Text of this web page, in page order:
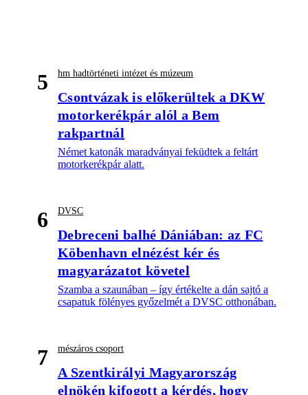
5 hm hadtörténeti intézet és múzeum
Csontvázak is előkerültek a DKW
motorkerékpár alól a Bem
rakpartnál
Német katonák maradványai feküdtek a feltárt
motorkerékpár alatt.
6 DVSC
Debreceni balhé Dániában: az FC
Köbenhavn elnézést kér és
magyarázatot követel
Szamba a szaunában – így értékelte a dán sajtó a
csapatuk fölényes győzelmét a DVSC otthonában.
7 mészáros csoport
A Szentkirályi Magyarország
elnökén kifogott a kérdés, hogy